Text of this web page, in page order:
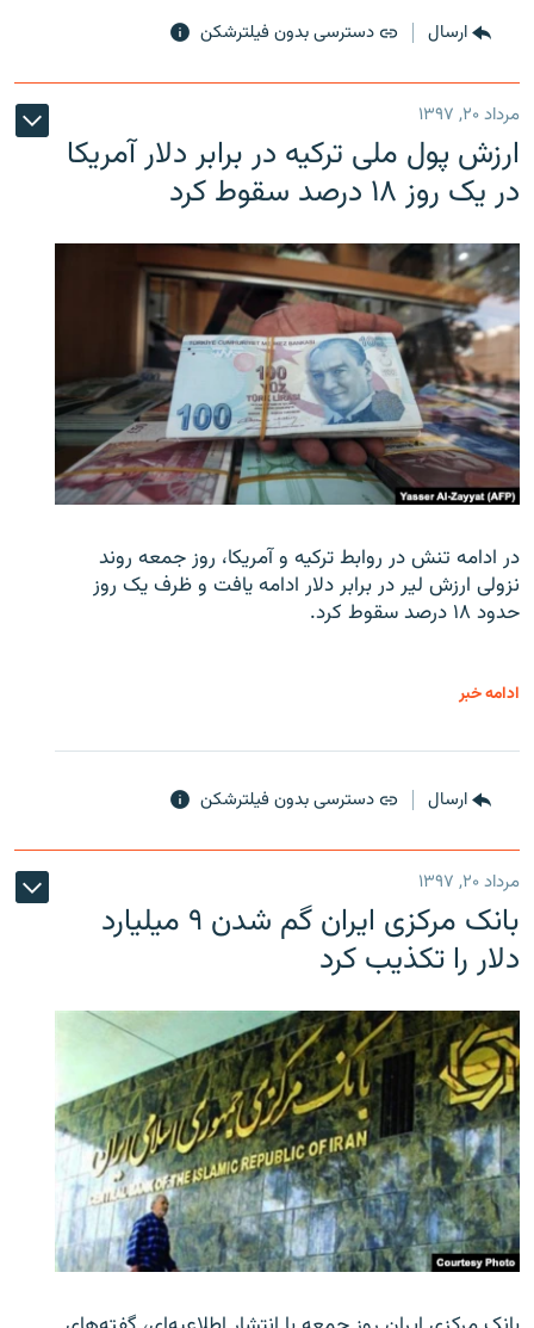
ارسال دسترسی بدون فیلترشکن
مرداد ۲۰, ۱۳۹۷
ارزش پول ملی ترکیه در برابر دلار آمریکا
در یک روز ۱۸ درصد سقوط کرد
در ادامه تنش در روابط ترکیه و آمریکا، روز جمعه روند
نزولی ارزش لیر در برابر دلار ادامه یافت و ظرف یک روز
حدود ۱۸ درصد سقوط کرد.
ادامه خبر
ارسال دسترسی بدون فیلترشکن
مرداد ۲۰, ۱۳۹۷
بانک مرکزی ایران گم شدن ۹ میلیارد
دلار را تکذیب کرد